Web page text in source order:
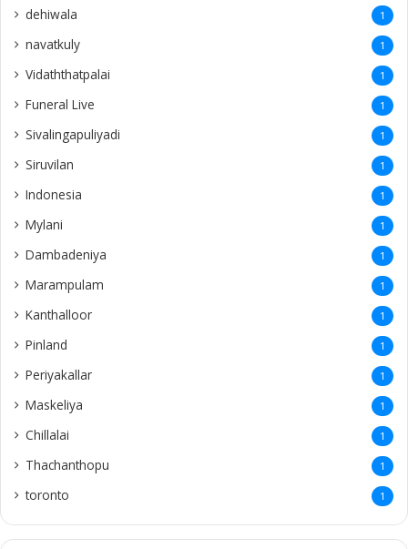
dehiwala 1
navatkuly 1
Vidaththatpalai 1
Funeral Live 1
Sivalingapuliyadi 1
Siruvilan 1
Indonesia 1
Mylani 1
Dambadeniya 1
Marampulam 1
Kanthalloor 1
Pinland 1
Periyakallar 1
Maskeliya 1
Chillalai 1
Thachanthopu 1
toronto 1